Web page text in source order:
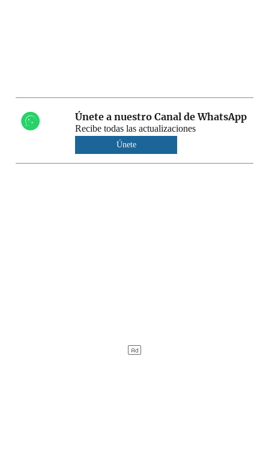
Únete a nuestro Canal de WhatsApp
Recibe todas las actualizaciones
Únete